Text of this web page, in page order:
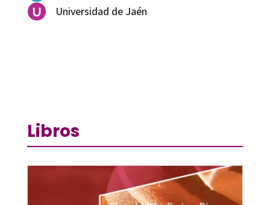
Universidad de Jaén
Libros